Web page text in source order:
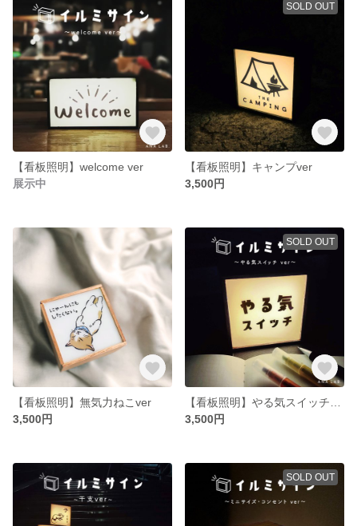
【看板照明】welcome ver
展示中
SOLD OUT
【看板照明】キャンプver
3,500円
【看板照明】無気力ねこver
3,500円
SOLD OUT
3,500円
SOLD OUT